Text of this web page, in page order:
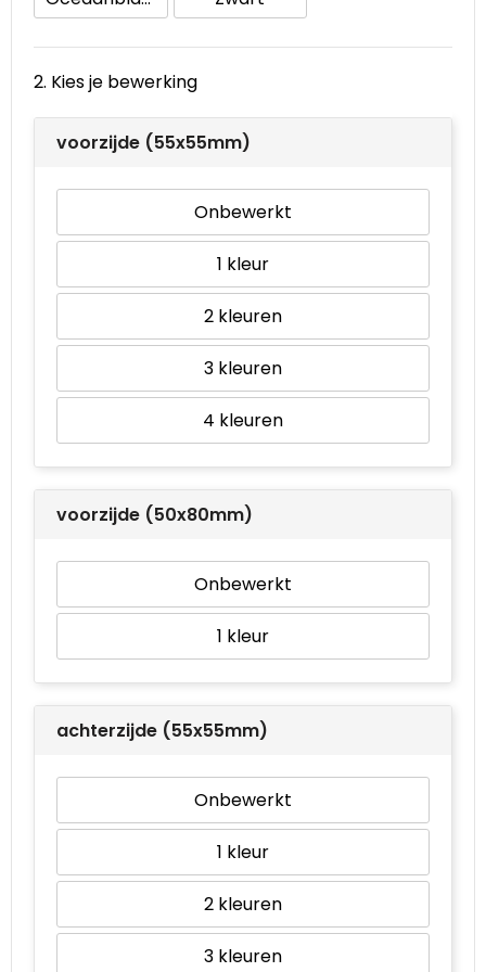
Waterbestendige tassen
2. Kies je bewerking
voorzijde (55x55mm)
Onbewerkt
1
2
3
4
voorzijde (50x80mm)
Onbewerkt
1
achterzijde (55x55mm)
Onbewerkt
1
2
3